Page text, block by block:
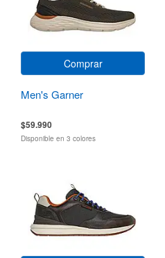
Comprar
Men's Garner
$59.990
Disponible en 3 colores